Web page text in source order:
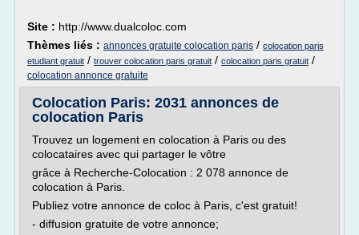
Site : http://www.dualcoloc.com
Thèmes liés : annonces gratuite colocation paris / colocation paris
etudiant gratuit / trouver colocation paris gratuit / colocation paris gratuit /
colocation annonce gratuite
Colocation Paris: 2031 annonces de
colocation Paris
Trouvez un logement en colocation à Paris ou des
colocataires avec qui partager le vôtre
grâce à Recherche-Colocation : 2 078 annonce de
colocation à Paris.
Publiez votre annonce de coloc à Paris, c'est gratuit!
- diffusion gratuite de votre annonce;